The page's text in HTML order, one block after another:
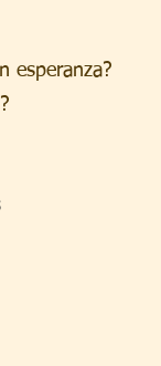
esperanza?